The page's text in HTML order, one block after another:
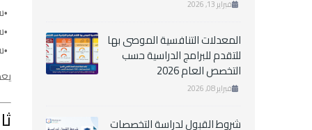
فبراير 13, 2026
المعدلات التنافسية الموصى بها
للتقدم للبرامج الدراسية حسب
التخصص العام 2026
فبراير 08, 2026
شروط القبول لدراسة التخصصات